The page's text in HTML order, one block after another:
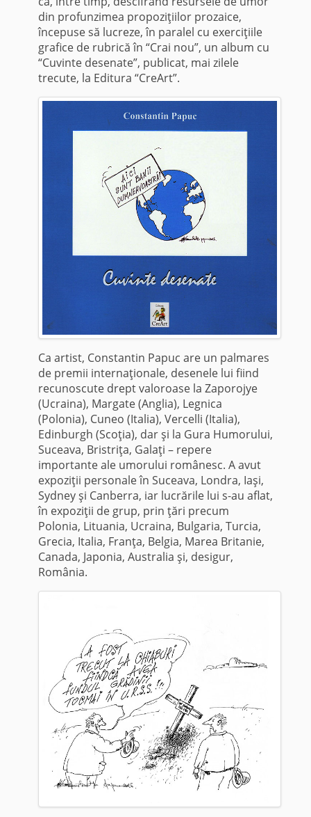
din profunzimea propoziţiilor prozaice,
începuse să lucreze, în paralel cu exerciţiile
grafice de rubrică în “Crai nou”, un album cu
“Cuvinte desenate”, publicat, mai zilele
trecute, la Editura “CreArt”.
Ca artist, Constantin Papuc are un palmares
de premii internaţionale, desenele lui fiind
recunoscute drept valoroase la Zaporojye
(Ucraina), Margate (Anglia), Legnica
(Polonia), Cuneo (Italia), Vercelli (Italia),
Edinburgh (Scoţia), dar şi la Gura Humorului,
Suceava, Bristriţa, Galaţi – repere
importante ale umorului românesc. A avut
expoziţii personale în Suceava, Londra, Iaşi,
Sydney şi Canberra, iar lucrările lui s-au aflat,
în expoziţii de grup, prin ţări precum
Polonia, Lituania, Ucraina, Bulgaria, Turcia,
Grecia, Italia, Franţa, Belgia, Marea Britanie,
Canada, Japonia, Australia şi, desigur,
România.